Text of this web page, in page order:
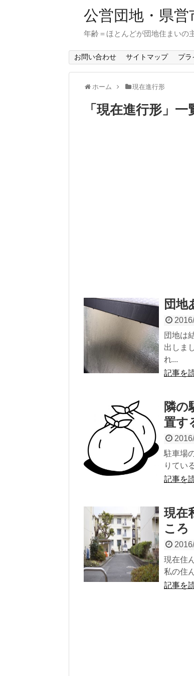
公営団地・県
年齢＝ほとんどが団地住まいの
お問い合わせ サイトマップ プラ
ホーム 現在進行形
「 現在進行形」 一
団地
団地は
出しま
れ...
記事を
隣の
置す
駐車場
りてい
記事を
現在
ころ
現在住
私の住
記事を